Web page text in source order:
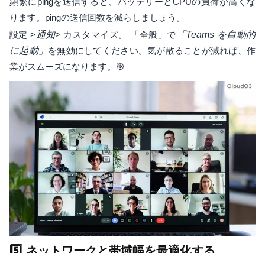
ります。pingの送信回数を減らしましょう。
設定 > 通知> カスタマイズ。 「全般」で 「Teams を自動的
に起動」 を無効にしてください。気が散ることが減れば、作
業がスムーズになります。🎯